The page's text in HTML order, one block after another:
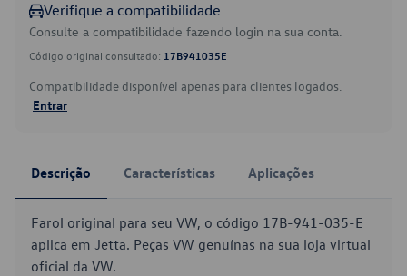
Verifique a compatibilidade
Consulte a compatibilidade fazendo login na sua conta.
Código original consultado: 17B941035E
Compatibilidade disponível apenas para clientes logados.
Entrar
Descrição Características Aplicações
Farol original para seu VW, o código 17B-941-035-E
aplica em Jetta. Peças VW genuínas na sua loja virtual
oficial da VW.